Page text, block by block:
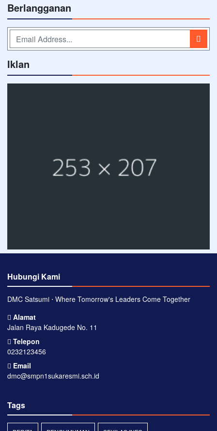
Berlangganan
Iklan
Hubungi Kami
DMC Satsumi ⋅ Where Tomorrow's Leaders Come Together
Alamat
Jalan Raya Kadugede No. 11
Telepon
0232123456
Email
dmc@smpn1sukaresmi.sch.id
Tags